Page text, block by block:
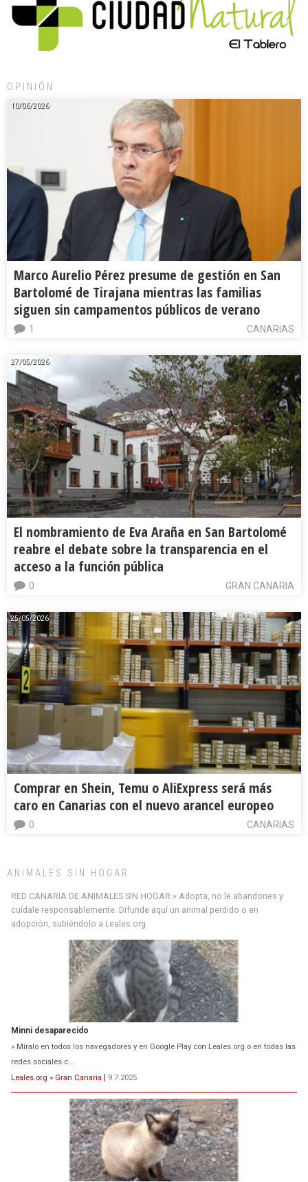
OPINIÓN
10/06/2026
Marco Aurelio Pérez presume de gestión en San
Bartolomé de Tirajana mientras las familias
siguen sin campamentos públicos de verano
CANARIAS
1
27/05/2026
El nombramiento de Eva Araña en San Bartolomé
reabre el debate sobre la transparencia en el
acceso a la función pública
GRAN CANARIA
0
25/05/2026
Comprar en Shein, Temu o AliExpress será más
caro en Canarias con el nuevo arancel europeo
CANARIAS
0
ANIMALES SIN HOGAR
RED CANARIA DE ANIMALES SIN HOGAR » Adopta, no le abandones y
cuídale responsablemente. Difunde aquí un animal perdido o en
adopción, subiéndolo a Leales.org
Minni desaparecido
» Míralo en todos los navegadores y en Google Play con Leales.org o en todas las
redes sociales c...
Leales.org » Gran Canaria | 9.7.2025